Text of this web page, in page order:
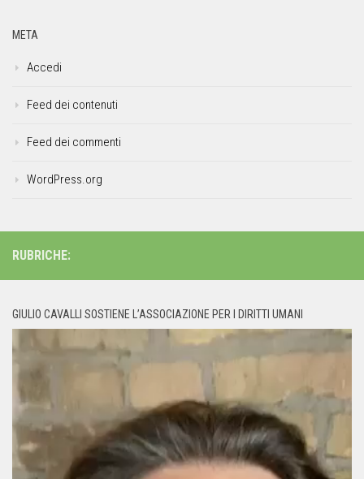
META
Accedi
Feed dei contenuti
Feed dei commenti
WordPress.org
RUBRICHE:
GIULIO CAVALLI SOSTIENE L’ASSOCIAZIONE PER I DIRITTI UMANI